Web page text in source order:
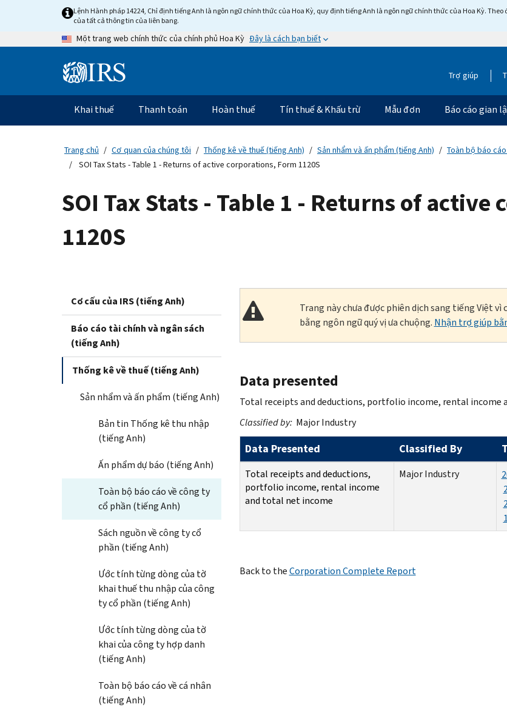
content
Lệnh Hành pháp 14224, Chỉ định tiếng Anh là ngôn ngữ chính thức của Hoa Kỳ, quy định tiếng Anh là ngôn ngữ chính thức của Hoa Kỳ.
của tất cả thông tin của liên bang.
Một trang web chính thức của chính phủ Hoa Kỳ Đây là cách bạn biết
Information Trợ giúp
Điều
hướng
chính
Khai thuế Thanh toán Hoàn thuế Tín thuế & Khấu trừ Mẫu đơn Báo cáo gian
Trang chủ Cơ quan của chúng tôi Thống kê về thuế (tiếng Anh) Sản nhẩm và ấn phẩm (tiếng Anh)
Toàn bộ báo
SOI Tax Stats - Table 1 - Returns of active corporations, Form 1120S
SOI Tax Stats - Table 1 - Returns of
1120S
Cơ cấu của IRS (tiếng Anh)
Báo cáo tài chính và ngân sách
(tiếng Anh)
Thống kê về thuế (tiếng Anh)
Sản nhẩm và ấn phẩm (tiếng Anh)
Bản tin Thống kê thu nhập
(tiếng Anh)
Ấn phẩm dự báo (tiếng Anh)
Toàn bộ báo cáo về công ty
cổ phần (tiếng Anh)
Sách nguồn về công ty cổ
phần (tiếng Anh)
Ước tính từng dòng của tờ
khai thuế thu nhập của công
ty cổ phần (tiếng Anh)
Ước tính từng dòng của tờ
khai của công ty hợp danh
(tiếng Anh)
Toàn bộ báo cáo về cá nhân
(tiếng Anh)
Trang này chưa được phiên dịch sang tiếng Việt
bằng ngôn ngữ quý vị ưa chuộng. Nhận trợ giúp
Data presented
Total receipts and deductions, portfolio income, rental income
Classified by:Major Industry
Data Presented Classified By
Total receipts and deductions,
portfolio income, rental income
and total net income
Major Industry
Back to theCorporation Complete Report